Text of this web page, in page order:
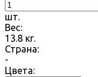
шт.
Вес:
13.8 кг.
Страна:
-
Цвета: